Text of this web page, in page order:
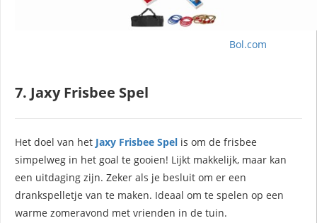
Bol.com
7. Jaxy Frisbee Spel
Het doel van het Jaxy Frisbee Spel is om de frisbee
simpelweg in het goal te gooien! Lijkt makkelijk, maar kan
een uitdaging zijn. Zeker als je besluit om er een
drankspelletje van te maken. Ideaal om te spelen op een
warme zomeravond met vrienden in de tuin.